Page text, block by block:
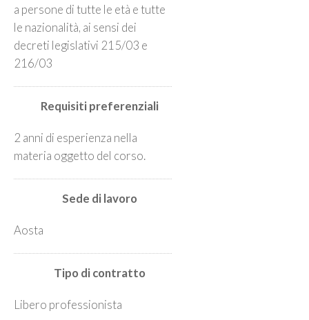
a persone di tutte le età e tutte
le nazionalità, ai sensi dei
decreti legislativi 215/03 e
216/03
Requisiti preferenziali
2 anni di esperienza nella
materia oggetto del corso.
Sede di lavoro
Aosta
Tipo di contratto
Libero professionista